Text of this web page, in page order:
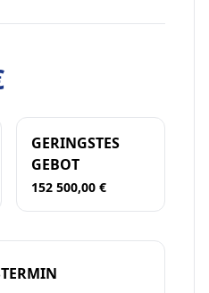
GERINGSTES
GEBOT
152 500,00 €